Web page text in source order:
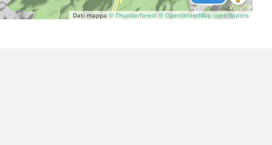
Dati mappa © Thunderforest © OpenStreetMap contributors